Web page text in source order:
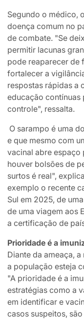
Segundo o médico,
doença comum no
de combate. "Se
permitir lacunas
pode reaparecer de
fortalecer a
respostas rápidas a
educação contínuas
controle", ressalta.
O sarampo é uma
e que mesmo com
vacinal abre espaço
houver bolsões de
surtos é real",
exemplo o recente
Sul em 2025, de
de uma viagem aos
a certificação de
Prioridade é a
Diante da ameaça,
a população esteja
"A prioridade é a
estratégias como a
em identificar e
casos suspeitos,